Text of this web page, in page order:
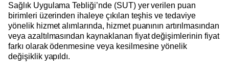
Sağlık Uygulama Tebliği’nde (SUT) yer verilen puan
birimleri üzerinden ihaleye çıkılan teşhis ve tedaviye
yönelik hizmet alımlarında, hizmet puanının artırılmasından
veya azaltılmasından kaynaklanan fiyat değişimlerinin fiyat
farkı olarak ödenmesine veya kesilmesine yönelik
değişiklik yapıldı.